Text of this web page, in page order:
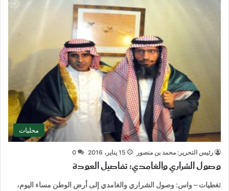
محليات
رئيس التحرير: محمد بن منصور 15 يناير، 2016 0
وصول الشراري والغامدي: تفاصيل العودة
تغطيات – واس: وصول الشراري والغامدي إلى أرض الوطن مساء اليوم،